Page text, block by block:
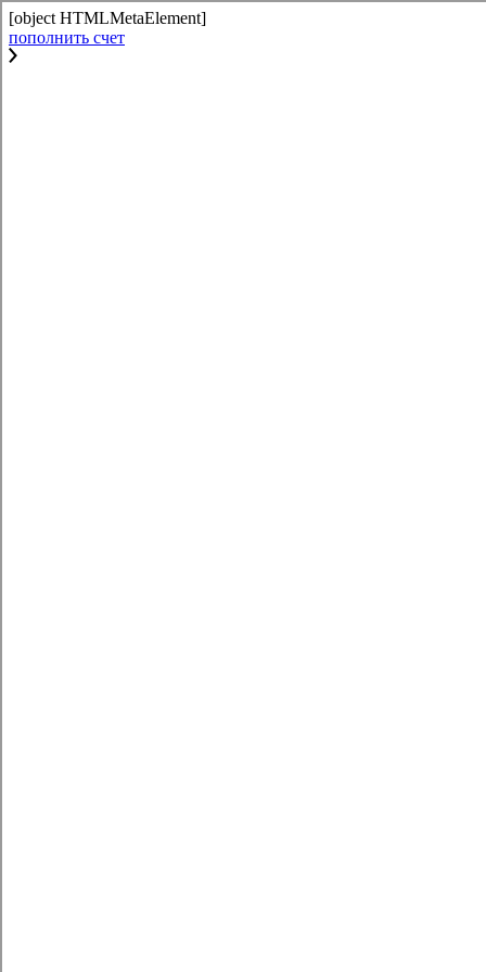
[object HTMLMetaElement]
пополнить счет